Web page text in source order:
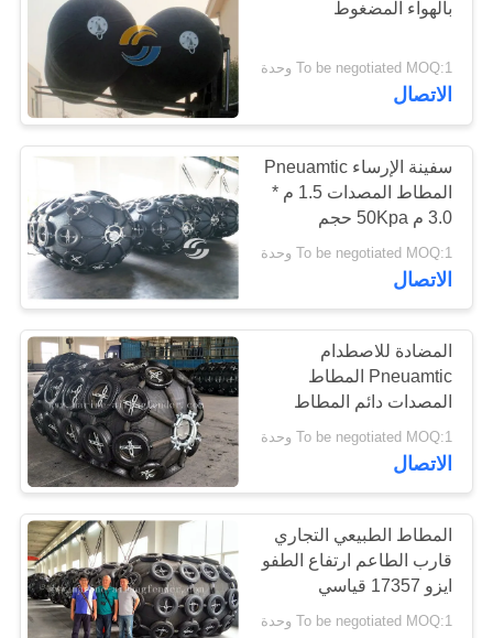
أكياس الهواء البحرية
الإنقاذ
حقيبة الهواء البحرية
31
أكياس الهواء رفع
قارب
25
بالهواء المضغوط
To be negotiated MOQ:1 وحدة
الاتصال
سفينة الإرساء Pneuamtic
المطاط المصدات 1.5 م *
3.0 م 50Kpa حجم
Custmoized
To be negotiated MOQ:1 وحدة
الاتصال
المضادة للاصطدام
Pneuamtic المطاط
المصدات دائم المطاط
الوفير
To be negotiated MOQ:1 وحدة
الاتصال
المطاط الطبيعي التجاري
قارب الطاعم ارتفاع الطفو
ايزو 17357 قياسي
To be negotiated MOQ:1 وحدة